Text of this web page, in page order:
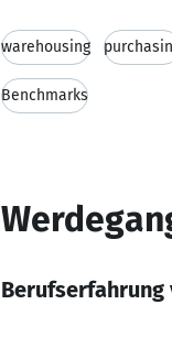
warehousing
Benchmarks
Berufserfahrung